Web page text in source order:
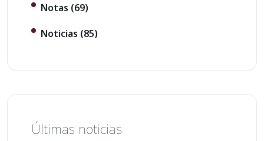
Notas (69)
Noticias (85)
Últimas noticias